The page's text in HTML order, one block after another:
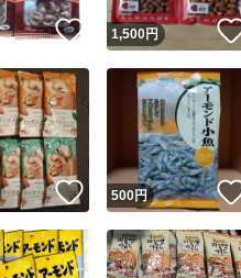
いいね！
1,500円
いいね！
500円